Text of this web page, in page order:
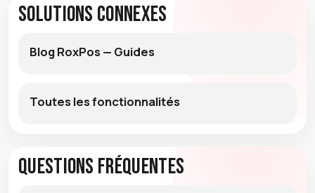
Solutions connexes
Blog RoxPos — Guides
Toutes les fonctionnalités
Questions fréquentes